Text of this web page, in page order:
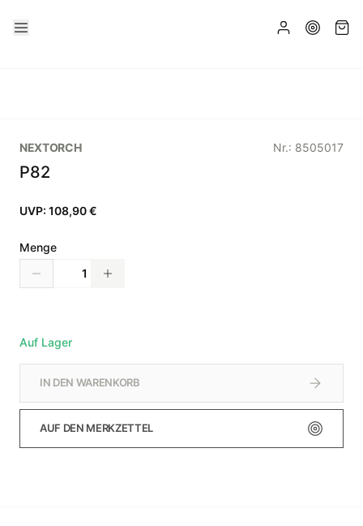
NEXTORCH Nr.: 8505017
P82
UVP: 108,90 €
Menge
Auf Lager
IN DEN WARENKORB
AUF DEN MERKZETTEL